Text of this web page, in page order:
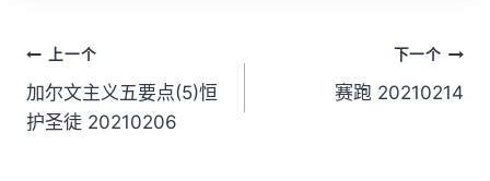
文
章
导
上一个
加尔文主义五要点(5)恒
护圣徒 20210206
下一个
赛跑 20210214